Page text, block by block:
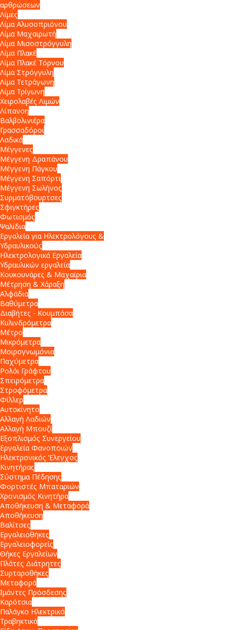
αρθρώσεων
Λίμες
Λίμα Αλυσοπριόνου
Λίμα Μαχαιρωτή
Λίμα Μισοστρόγγυλη
Λίμα Πλακέ
Λίμα Πλακέ Τόρνου
Λίμα Στρόγγυλη
Λίμα Τετράγωνη
Λίμα Τρίγωνη
Χειρολαβές Λιμών
Λίπανση
Βαλβολινιέρα
Γρασσαδόροι
Λαδικά
Μέγγενες
Μέγγενη Δραπάνου
Μέγγενη Πάγκου
Μέγγενη Σαπόρτι
Μέγγενη Σωλήνος
Συρματόβουρτσες
Σφιγκτήρες
Φωτισμός
Ψαλίδια
Εργαλεία για Ηλεκτρολόγους &
Υδραυλικούς
Ηλεκτρολογικά Εργαλεία
Υδραυλικών εργαλεία
Κουκουνάρες & Μαχαίρια
Μέτρηση & Χάραξη
Αλφάδια
Βαθύμετρα
Διαβήτες - Κουμπάσα
Κυλινδρόμετρα
Μέτρο
Μικρόμετρα
Μοιρογνωμόνια
Παχύμετρα
Ρολόι Γράφτου
Σπειρόμετρα
Στροφόμετρα
Φίλλερ
Αυτοκίνητο
Αλλαγή Λαδιών
Αλλαγή Μπουζί
Εξοπλισμός Συνεργείου
Εργαλεία Φανοποιών
Ηλεκτρονικός Έλεγχος
Κινητήρας
Σύστημα Πέδησης
Φορτιστές Μπαταριών
Χρονισμός Κινητήρα
Αποθήκευση & Μεταφορά
Αποθήκευση
Βαλίτσες
Εργαλειοθήκες
Εργαλειοφορείς
Θήκες Εργαλείων
Πλάτες Διάτρητες
Συρταροθήκες
Μεταφορά
Ιμάντες Πρόσδεσης
Καρότσια
Παλάγκο Ηλεκτρικό
Τραβηκτικά